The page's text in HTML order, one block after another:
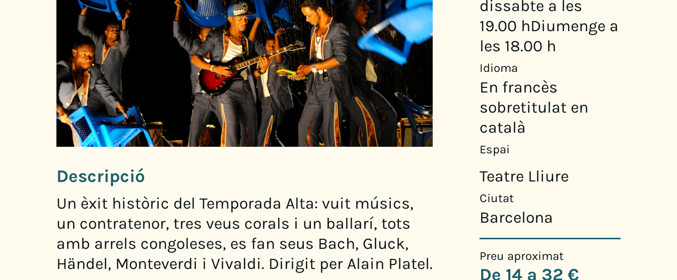
Descripció
Un èxit històric del Temporada Alta: vuit músics,
un contratenor, tres veus corals i un ballarí, tots
amb arrels congoleses, es fan seus Bach, Gluck,
Händel, Monteverdi i Vivaldi. Dirigit per Alain Platel.
dissabte a les
19.00 hDiumenge a
les 18.00 h
Idioma
En francès
sobretitulat en
català
Espai
Teatre Lliure
Ciutat
Barcelona
Preu aproximat
De 14 a 32 €